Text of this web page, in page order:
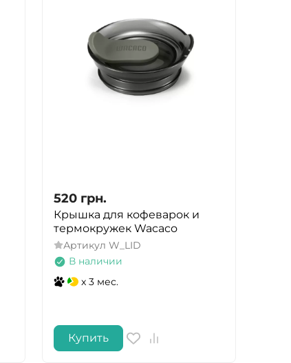
520 грн.
Крышка для кофеварок и
термокружек Wacaco
Артикул W_LID
В наличии
x 3 мес.
Купить